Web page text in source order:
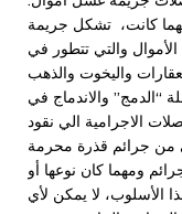
كانت، تشكل جريمة
والتي تتطور في
واليخوت والذهب
“الدمج” والاندماج في
الاجرامية الي نقود
من جرائم قذرة محرمة
ومهما كان نوعها أو
الأسلوب، لا يمكن لأي